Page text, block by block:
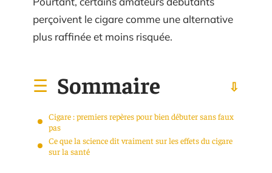
perçoivent le cigare comme une alternative
plus raffinée et moins risquée.
Sommaire
Cigare : premiers repères pour bien débuter sans faux
pas
Ce que la science dit vraiment sur les effets du cigare
sur la santé